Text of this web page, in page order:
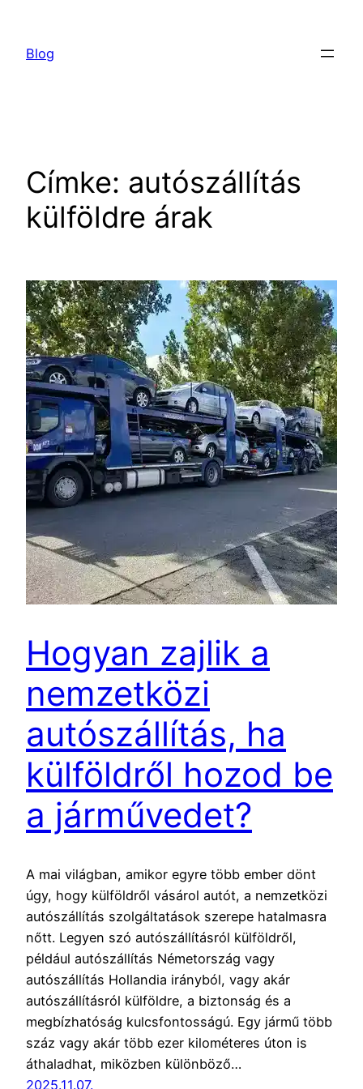
tartalomhoz
Blog
Címke: autószállítás
külföldre árak
Hogyan zajlik a
nemzetközi
autószállítás, ha
külföldről hozod be
a járművedet?
A mai világban, amikor egyre több ember dönt
úgy, hogy külföldről vásárol autót, a nemzetközi
autószállítás szolgáltatások szerepe hatalmasra
nőtt. Legyen szó autószállításról külföldről,
például autószállítás Németország vagy
autószállítás Hollandia irányból, vagy akár
autószállításról külföldre, a biztonság és a
megbízhatóság kulcsfontosságú. Egy jármű több
száz vagy akár több ezer kilométeres úton is
áthaladhat, miközben különböző…
2025.11.07.